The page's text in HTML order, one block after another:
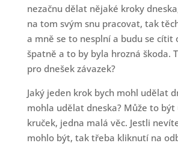
nezačnu dělat nějaké kroky
na tom svým snu pracovat, tak
a mně se to nesplní a budu se cítit
špatně a to by byla hrozná škoda.
pro dnešek závazek?
Jaký jeden krok bych mohl udělat
mohla udělat dneska? Může to
kruček, jedna malá věc. Jestli
mohlo být, tak třeba kliknutí na